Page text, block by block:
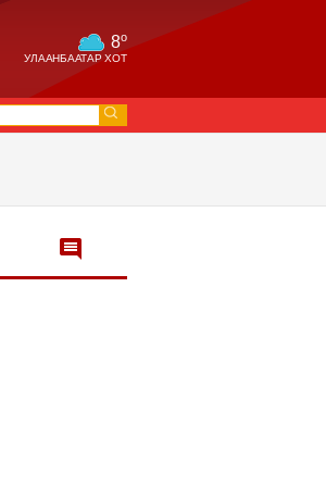
8o
УЛААНБААТАР ХОТ